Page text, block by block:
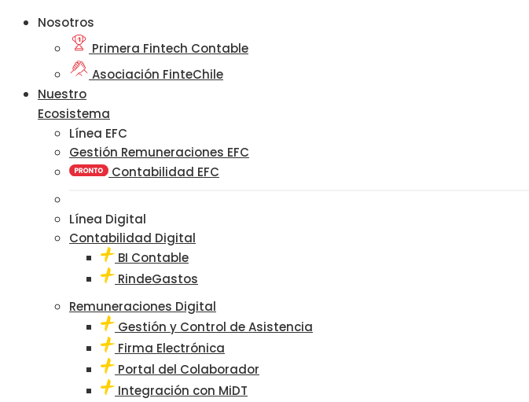
Nosotros
Primera Fintech Contable
Asociación FinteChile
Nuestro
Ecosistema
Línea EFC
Gestión Remuneraciones EFC
Contabilidad EFC
Línea Digital
Contabilidad Digital
BI Contable
RindeGastos
Remuneraciones Digital
Gestión y Control de Asistencia
Firma Electrónica
Portal del Colaborador
Integración con MiDT